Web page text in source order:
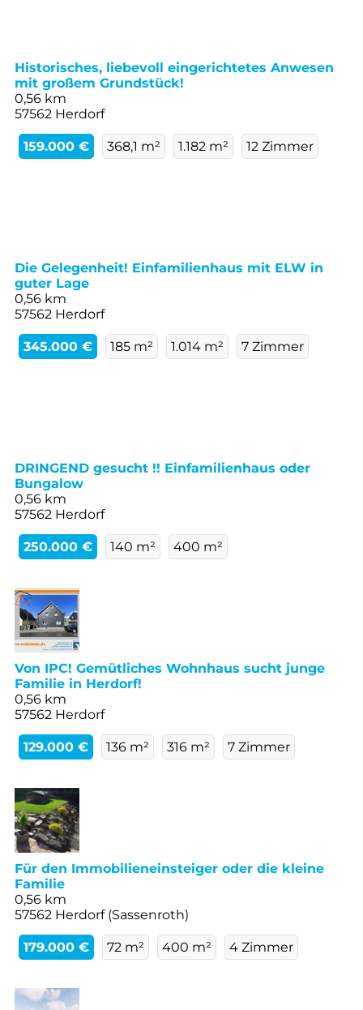
Historisches, liebevoll eingerichtetes Anwesen
mit großem Grundstück!
0,56 km
57562 Herdorf
159.000 € 368,1 m² 1.182 m² 12 Zimmer
Die Gelegenheit! Einfamilienhaus mit ELW in
guter Lage
0,56 km
57562 Herdorf
345.000 € 185 m² 1.014 m² 7 Zimmer
DRINGEND gesucht !! Einfamilienhaus oder
Bungalow
0,56 km
57562 Herdorf
250.000 € 140 m² 400 m²
Von IPC! Gemütliches Wohnhaus sucht junge
Familie in Herdorf!
0,56 km
57562 Herdorf
129.000 € 136 m² 316 m² 7 Zimmer
Für den Immobilieneinsteiger oder die kleine
Familie
0,56 km
57562 Herdorf (Sassenroth)
179.000 € 72 m² 400 m² 4 Zimmer